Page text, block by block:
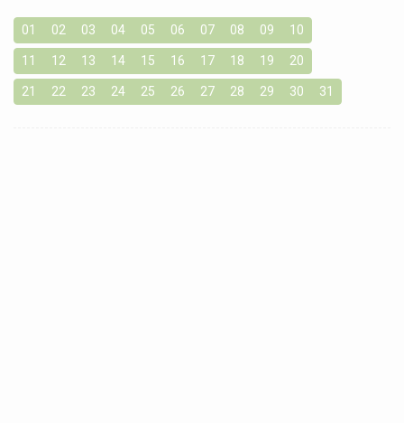
01 02 03 04 05 06 07 08 09 10
11 12 13 14 15 16 17 18 19 20
21 22 23 24 25 26 27 28 29 30 31